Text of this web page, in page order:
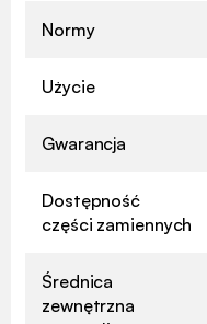
Normy
Użycie
Gwarancja
Dostępność
części zamiennych
Średnica
zewnętrzna